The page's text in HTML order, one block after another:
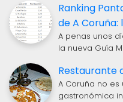
Ranking
de A Coruña:
A penas unos
la nueva Guía
Restaurante
A Coruña no
gastronómica